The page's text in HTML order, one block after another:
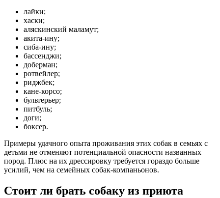
лайки;
хаски;
аляскинский маламут;
акита-ину;
сиба-ину;
бассенджи;
доберман;
ротвейлер;
риджбек;
кане-корсо;
бультерьер;
питбуль;
доги;
боксер.
Примеры удачного опыта проживания этих собак в семьях с
детьми не отменяют потенциальной опасности названных
пород. Плюс на их дрессировку требуется гораздо больше
усилий, чем на семейных собак-компаньонов.
Стоит ли брать собаку из приюта